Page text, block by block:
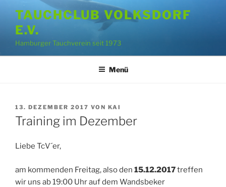
Inhalt
springen
TAUCHCLUB VOLKSDORF
E.V.
Hamburger Tauchverein seit 1973
Menü
VERÖFFENTLICHT
AM
13. DEZEMBER 2017 VON KAI
Training im Dezember
Liebe TcV´er,
am kommenden Freitag, also den 15.12.2017treffen
wir uns ab 19:00 Uhr auf dem Wandsbeker